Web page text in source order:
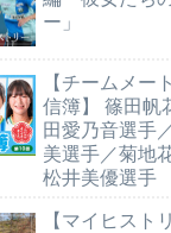
ー」
【チームメー
信簿】 篠田帆
田愛乃音選手
美選手／菊地
松井美優選手
【マイヒスト